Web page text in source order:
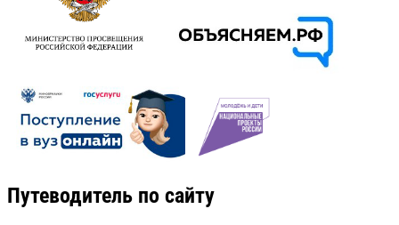
Путеводитель по сайту